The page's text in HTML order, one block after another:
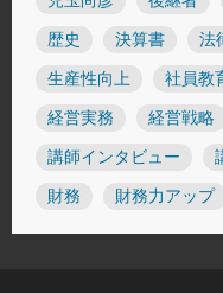
歴史 決算書 法
生産性向上 社員教
経営実務 経営戦略
講師インタビュー
財務 財務力アップ